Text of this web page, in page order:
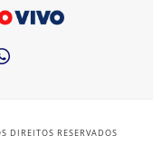
DIREITOS RESERVADOS